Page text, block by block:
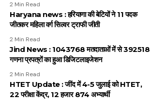
2 Min Read
Haryana news : हरियाणा की बेटियों ने 11 पदक
जीतकर महिला वर्ग सिल्वर ट्राफी जीती
2 Min Read
Jind News : 1043768 मतदाताओं में से 392518
गणना प्रपत्रों का हुआ डिजिटलाइजेशन
2 Min Read
HTET Update : जींद में 4-5 जुलाई को HTET,
22 परीक्षा केंद्र, 12 हजार 874 अभ्यार्थी